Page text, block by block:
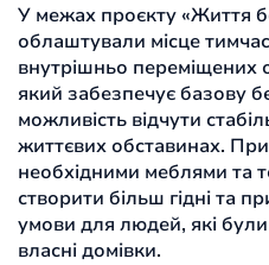
У межах проєкту «Життя
облаштували місце
внутрішньо переміщених
який забезпечує базову
можливість відчути
життєвих обставинах.
необхідними меблями та
створити більш гідні та
умови для людей, які
власні домівки.